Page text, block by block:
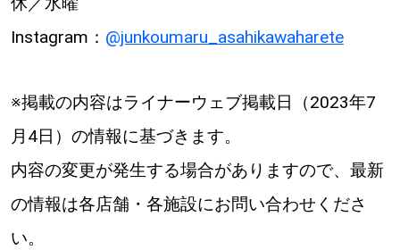
Instagram： @junkoumaru_asahikawaharete
※掲載の内容はライナーウェブ掲載日（2023年7
月4日）の情報に基づきます。
内容の変更が発生する場合がありますので、最新
の情報は各店舗・各施設にお問い合わせくださ
い。